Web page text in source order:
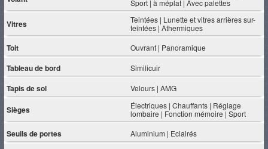
Sport | à méplat | Avec palettes
Vitres
Teintées | Lunette et vitres arrières sur-
teintées | Athermiques
Toit Ouvrant | Panoramique
Tableau de bord Similicuir
Tapis de sol Velours | AMG
Sièges
Électriques | Chauffants | Réglage
lombaire | Fonction mémoire | Sport
Seuils de portes Aluminium | Eclairés